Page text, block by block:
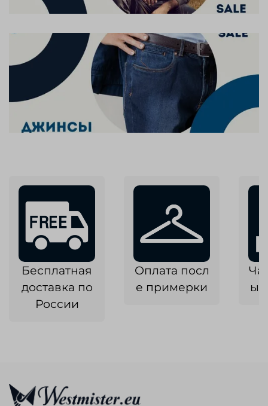
Бесплатная
доставка по
России
Оплата посл
е примерки